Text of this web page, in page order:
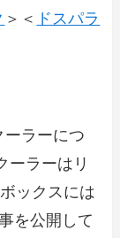
＞＜ ドスパラ
ーラーにつ
ーラーはリ
ックスには
を公開して